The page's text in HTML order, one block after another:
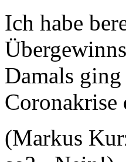
Ich habe
Damals
Coronakrise
(Markus